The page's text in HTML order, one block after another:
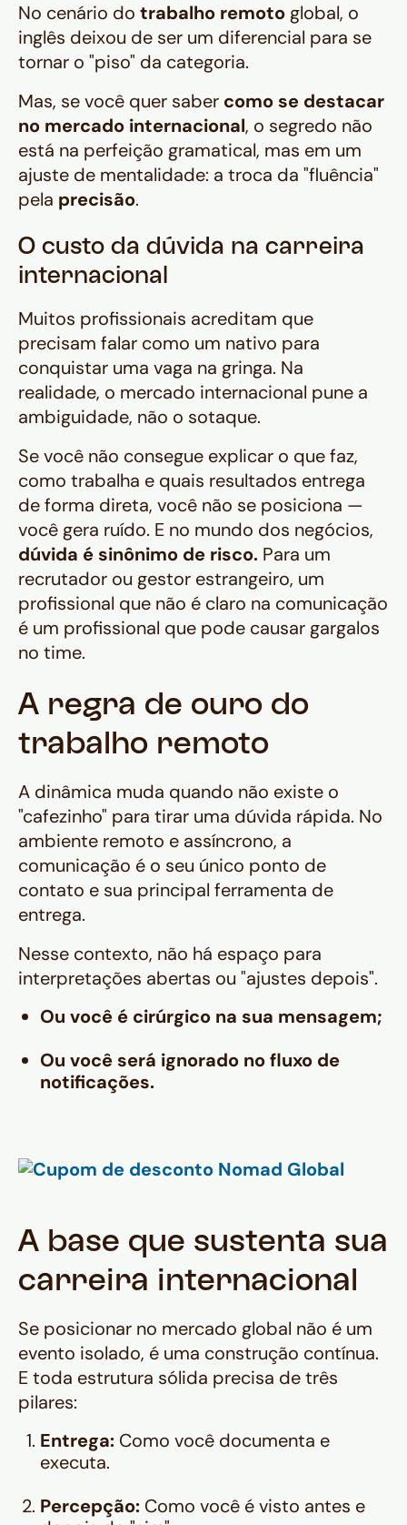
No cenário do trabalho remoto global, o
inglês deixou de ser um diferencial para se
tornar o "piso" da categoria.
Mas, se você quer saber como se destacar
no mercado internacional, o segredo não
está na perfeição gramatical, mas em um
ajuste de mentalidade: a troca da "fluência"
pela precisão.
O custo da dúvida na carreira
internacional
Muitos profissionais acreditam que
precisam falar como um nativo para
conquistar uma vaga na gringa. Na
realidade, o mercado internacional pune a
ambiguidade, não o sotaque.
Se você não consegue explicar o que faz,
como trabalha e quais resultados entrega
de forma direta, você não se posiciona —
você gera ruído. E no mundo dos negócios,
dúvida é sinônimo de risco. Para um
recrutador ou gestor estrangeiro, um
profissional que não é claro na comunicação
é um profissional que pode causar gargalos
no time.
A regra de ouro do
trabalho remoto
A dinâmica muda quando não existe o
"cafezinho" para tirar uma dúvida rápida. No
ambiente remoto e assíncrono, a
comunicação é o seu único ponto de
contato e sua principal ferramenta de
entrega.
Nesse contexto, não há espaço para
interpretações abertas ou "ajustes depois".
Ou você é cirúrgico na sua mensagem;
Ou você será ignorado no fluxo de
notificações.
A base que sustenta sua
carreira internacional
Se posicionar no mercado global não é um
evento isolado, é uma construção contínua.
E toda estrutura sólida precisa de três
pilares:
Entrega: Como você documenta e
executa.
Percepção: Como você é visto antes e